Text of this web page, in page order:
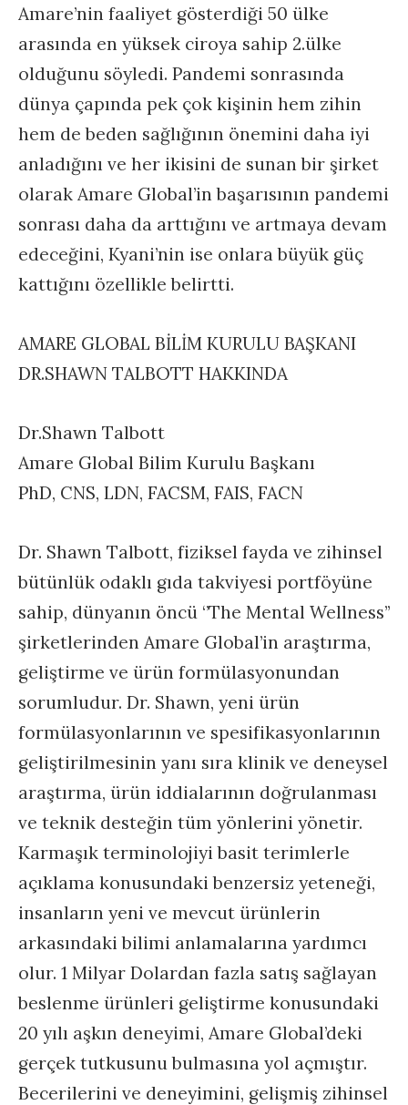
Amare’nin faaliyet gösterdiği 50 ülke
arasında en yüksek ciroya sahip 2.ülke
olduğunu söyledi. Pandemi sonrasında
dünya çapında pek çok kişinin hem zihin
hem de beden sağlığının önemini daha iyi
anladığını ve her ikisini de sunan bir şirket
olarak Amare Global’in başarısının pandemi
sonrası daha da arttığını ve artmaya devam
edeceğini, Kyani’nin ise onlara büyük güç
kattığını özellikle belirtti.
AMARE GLOBAL BİLİM KURULU BAŞKANI
DR.SHAWN TALBOTT HAKKINDA
Dr.Shawn Talbott
Amare Global Bilim Kurulu Başkanı
PhD, CNS, LDN, FACSM, FAIS, FACN
Dr. Shawn Talbott, fiziksel fayda ve zihinsel
bütünlük odaklı gıda takviyesi portföyüne
sahip, dünyanın öncü ‘’The Mental Wellness’’
şirketlerinden Amare Global’in araştırma,
geliştirme ve ürün formülasyonundan
sorumludur. Dr. Shawn, yeni ürün
formülasyonlarının ve spesifikasyonlarının
geliştirilmesinin yanı sıra klinik ve deneysel
araştırma, ürün iddialarının doğrulanması
ve teknik desteğin tüm yönlerini yönetir.
Karmaşık terminolojiyi basit terimlerle
açıklama konusundaki benzersiz yeteneği,
insanların yeni ve mevcut ürünlerin
arkasındaki bilimi anlamalarına yardımcı
olur. 1 Milyar Dolardan fazla satış sağlayan
beslenme ürünleri geliştirme konusundaki
20 yılı aşkın deneyimi, Amare Global’deki
gerçek tutkusunu bulmasına yol açmıştır.
Becerilerini ve deneyimini, gelişmiş zihinsel